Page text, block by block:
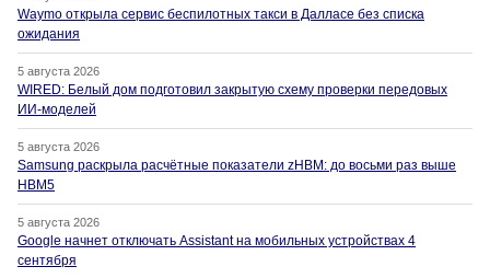
Waymo открыла сервис беспилотных такси в Далласе без списка
ожидания
5 августа 2026
WIRED: Белый дом подготовил закрытую схему проверки передовых
ИИ-моделей
5 августа 2026
Samsung раскрыла расчётные показатели zHBM: до восьми раз выше
HBM5
5 августа 2026
Google начнет отключать Assistant на мобильных устройствах 4
сентября